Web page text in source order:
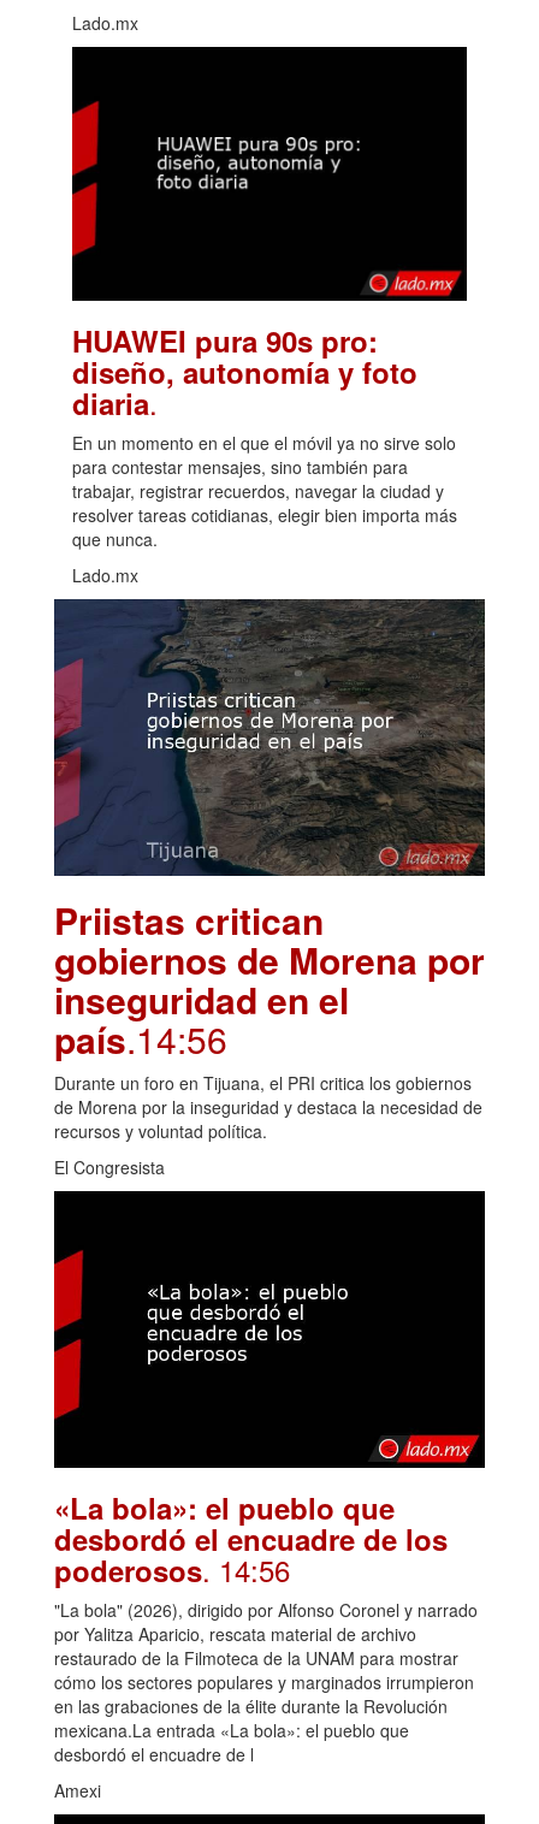
Lado.mx
HUAWEI pura 90s pro:
diseño, autonomía y foto
diaria.
En un momento en el que el móvil ya no sirve solo
para contestar mensajes, sino también para
trabajar, registrar recuerdos, navegar la ciudad y
resolver tareas cotidianas, elegir bien importa más
que nunca.
Lado.mx
Priistas critican
gobiernos de Morena por
inseguridad en el
país.14:56
Durante un foro en Tijuana, el PRI critica los gobiernos
de Morena por la inseguridad y destaca la necesidad de
recursos y voluntad política.
El Congresista
«La bola»: el pueblo que
desbordó el encuadre de los
poderosos. 14:56
"La bola" (2026), dirigido por Alfonso Coronel y narrado
por Yalitza Aparicio, rescata material de archivo
restaurado de la Filmoteca de la UNAM para mostrar
cómo los sectores populares y marginados irrumpieron
en las grabaciones de la élite durante la Revolución
mexicana.La entrada «La bola»: el pueblo que
desbordó el encuadre de l
Amexi